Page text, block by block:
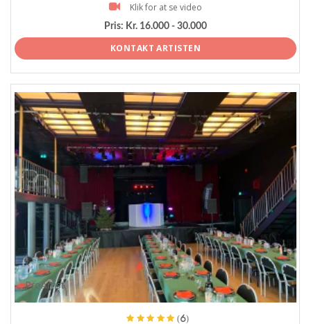
Klik for at se video
Pris: Kr. 16.000 - 30.000
KONTAKT ARTISTEN
ProArtist
(6)